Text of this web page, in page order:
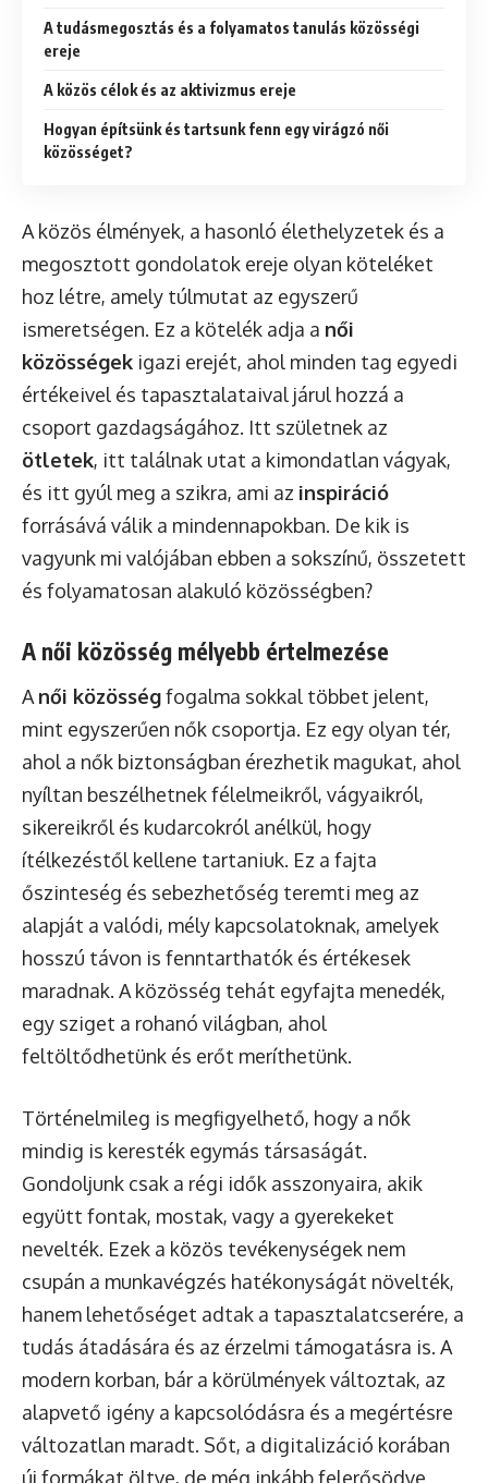
A tudásmegosztás és a folyamatos tanulás közösségi
ereje
A közös célok és az aktivizmus ereje
Hogyan építsünk és tartsunk fenn egy virágzó női
közösséget?
A közös élmények, a hasonló élethelyzetek és a
megosztott gondolatok ereje olyan köteléket
hoz létre, amely túlmutat az egyszerű
ismeretségen. Ez a kötelék adja a női
közösségek igazi erejét, ahol minden tag egyedi
értékeivel és tapasztalataival járul hozzá a
csoport gazdagságához. Itt születnek az
ötletek, itt találnak utat a kimondatlan vágyak,
és itt gyúl meg a szikra, ami az inspiráció
forrásává válik a mindennapokban. De kik is
vagyunk mi valójában ebben a sokszínű, összetett
és folyamatosan alakuló közösségben?
A női közösség mélyebb értelmezése
A női közösségfogalma sokkal többet jelent,
mint egyszerűen nők csoportja. Ez egy olyan tér,
ahol a nők biztonságban érezhetik magukat, ahol
nyíltan beszélhetnek félelmeikről, vágyaikról,
sikereikről és kudarcokról anélkül, hogy
ítélkezéstől kellene tartaniuk. Ez a fajta
őszinteség és sebezhetőség teremti meg az
alapját a valódi, mély kapcsolatoknak, amelyek
hosszú távon is fenntarthatók és értékesek
maradnak. A közösség tehát egyfajta menedék,
egy sziget a rohanó világban, ahol
feltöltődhetünk és erőt meríthetünk.
Történelmileg is megfigyelhető, hogy a nők
mindig is keresték egymás társaságát.
Gondoljunk csak a régi idők asszonyaira, akik
együtt fontak, mostak, vagy a gyerekeket
nevelték. Ezek a közös tevékenységek nem
csupán a munkavégzés hatékonyságát növelték,
hanem lehetőséget adtak a tapasztalatcserére, a
tudás átadására és az érzelmi támogatásra is. A
modern korban, bár a körülmények változtak, az
alapvető igény a kapcsolódásra és a megértésre
változatlan maradt. Sőt, a digitalizáció korában
új formákat öltve, de még inkább felerősödve